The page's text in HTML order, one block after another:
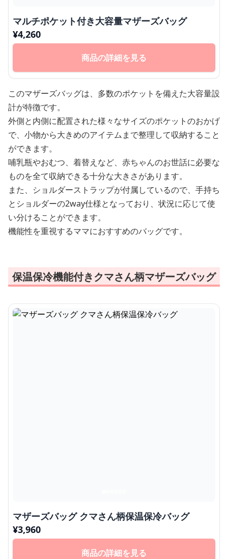
マルチポケット付き大容量マザーズバッグ
¥4,260
商品の詳細を見る
このマザーズバッグは、多数のポケットを備えた大容量設
計が特徴です。
外側と内側に配置された様々なサイズのポケットのおかげ
で、小物から大きめのアイテムまで整理して収納すること
ができます。
哺乳瓶やおむつ、着替えなど、赤ちゃんのお世話に必要な
ものを全て収納できる十分な大きさがあります。
また、ショルダーストラップが付属しているので、手持ち
とショルダーの2way仕様となっており、状況に応じて使
い分けることができます。
機能性を重視するママにおすすめのバッグです。
保温保冷機能付きクマさん柄マザーズバッグ
マザーズバッグ クマさん柄保温保冷バッグ
¥3,960
商品の詳細を見る